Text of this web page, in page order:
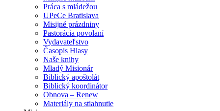
Práca s mládežou
UPeCe Bratislava
Misijné prázdniny
Pastorácia povolaní
Vydavateľstvo
Časopis Hlasy
Naše knihy
Mladý Misionár
Biblický apoštolát
Biblický koordinátor
Obnova – Renew
Materiály na stiahnutie